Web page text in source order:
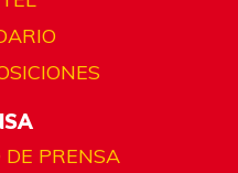
PRENSA